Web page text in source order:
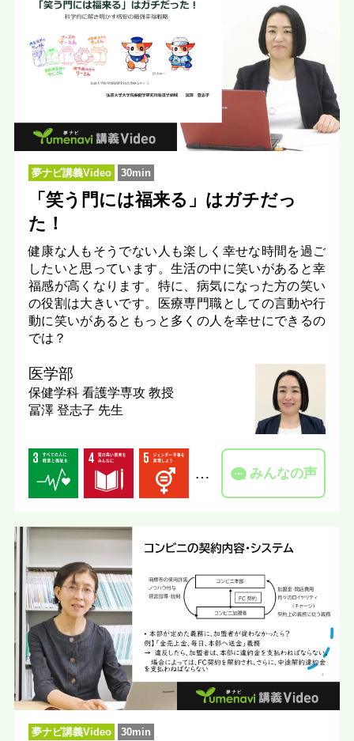
夢ナビ講義Video 30min
「笑う門には福来る」はガチだっ
た！
健康な人もそうでない人も楽しく幸せな時間を過ご
したいと思っています。生活の中に笑いがあると幸
福感が高くなります。特に、病気になった方の笑い
の役割は大きいです。医療専門職としての言動や行
動に笑いがあるともっと多くの人を幸せにできるの
では？
医学部
保健学科 看護学専攻 教授
冨澤 登志子 先生
… みんなの声
夢ナビ講義Video 30min